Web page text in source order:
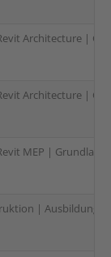
Architecture |
Architecture |
MEP |
| Ausbildung